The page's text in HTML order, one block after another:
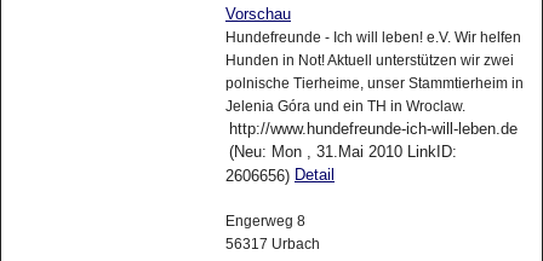
Vorschau
Hundefreunde - Ich will leben! e.V. Wir helfen
Hunden in Not! Aktuell unterstützen wir zwei
polnische Tierheime, unser Stammtierheim in
Jelenia Góra und ein TH in Wroclaw.
http://www.hundefreunde-ich-will-leben.de
(Neu: Mon , 31.Mai 2010 LinkID:
2606656) Detail
Engerweg 8
56317 Urbach